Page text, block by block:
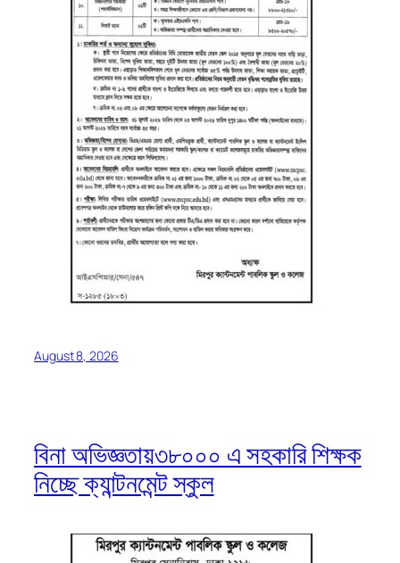
August 8, 2026
বিনা অভিজ্ঞতায়৩৮০০০ এ সহকারি শিক্ষক
নিচ্ছে ক্যান্টনমেন্ট স্কুল